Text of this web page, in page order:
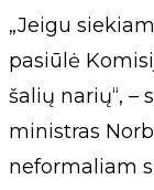
„Jeigu
pasiūlė
šalių narių“, –
ministras
neformaliam